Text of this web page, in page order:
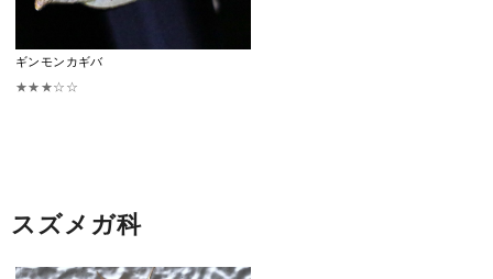
ギンモンカギバ
★★★☆☆
スズメガ科